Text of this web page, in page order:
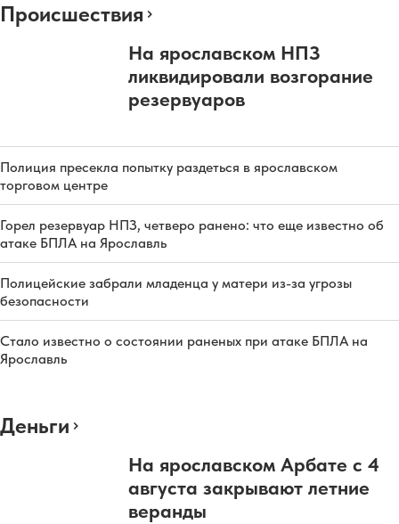
Происшествия
На ярославском НПЗ
ликвидировали возгорание
резервуаров
Полиция пресекла попытку раздеться в ярославском
торговом центре
Горел резервуар НПЗ, четверо ранено: что еще известно об
атаке БПЛА на Ярославль
Полицейские забрали младенца у матери из-за угрозы
безопасности
Стало известно о состоянии раненых при атаке БПЛА на
Ярославль
Деньги
На ярославском Арбате с 4
августа закрывают летние
веранды